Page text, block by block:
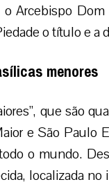
Arcebispo
o título e a
menores
que são
e São Paulo
o mundo.
localizada